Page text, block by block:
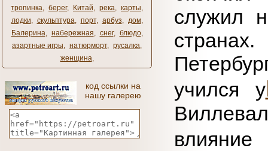
тропинка, берег, Китай, река, карты,
лодки, скульптура, порт, арбуз, дом,
Балерина, набережная, снег, блюдо,
азартные игры, натюрморт, русалка,
женщина,
код ссылки на
нашу галерею
служил
учился у